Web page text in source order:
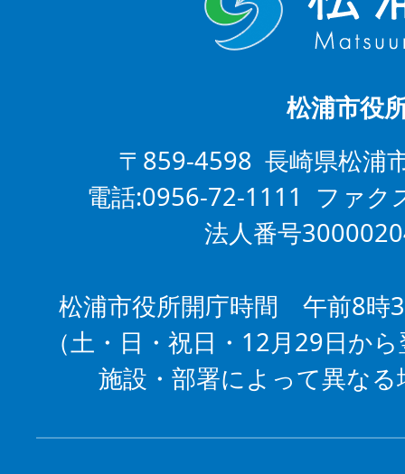
松浦市役
〒859-4598 長崎県松浦
電話:0956-72-1111 ファ
法人番号
松浦市役所開庁時間 午前8時
（土・日・祝日・12月29日か
施設・部署によって異な